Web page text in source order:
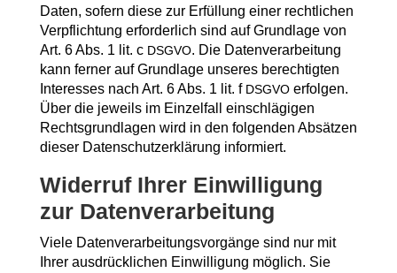
Daten, sofern die­se zur Erfül­lung einer recht­li­chen
Ver­pflich­tung erfor­der­lich sind auf Grund­la­ge von
Art. 6 Abs. 1 lit. c DSGVO. Die Daten­ver­ar­bei­tung
kann fer­ner auf Grund­la­ge unse­res berech­tig­ten
Inter­es­ses nach Art. 6 Abs. 1 lit. f DSGVOerfol­gen.
Über die jeweils im Ein­zel­fall ein­schlä­gi­gen
Rechts­grund­la­gen wird in den fol­gen­den Absät­zen
die­ser Daten­schutz­er­klä­rung informiert.
Wider­ruf Ihrer Ein­wil­li­gung
zur Datenverarbeitung
Vie­le Daten­ver­ar­bei­tungs­vor­gän­ge sind nur mit
Ihrer aus­drück­li­chen Ein­wil­li­gung mög­lich. Sie